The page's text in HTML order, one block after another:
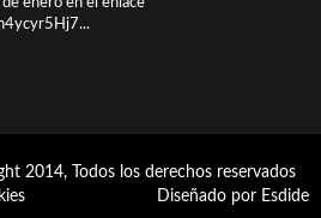
2014, Todos los derechos reservados
Diseñado por Esdide